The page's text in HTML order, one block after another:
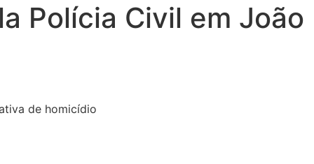
Polícia Civil em João